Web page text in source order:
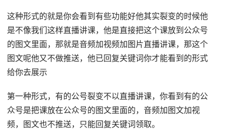
这种形式的就是你会看到有些功能好他其实裂变的时候他
是不像我们这样直播讲课，他是直接把这个课放到公众号
的图文里面，那就是音频加视频加图片直播讲课，那这个
图文呢他又不做推送，他已回复关键词你才能看到的形式
给你去展示
第一种形式，有的公号裂变不以直播讲课，你看到有的公
众号是把课放在公众号的图文里面的，音频加图文加视
频，图文也不推送，只能回复关键词领取。